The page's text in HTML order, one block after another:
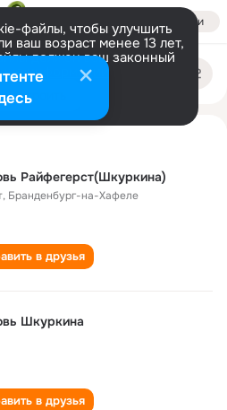
Войти
файлы, чтобы улучшить
ваш возраст менее 13 лет,
должен ваш законный
информации
Настроить
Райфегерст(Шкуркина)
, Бранденбург-на-Хафеле
в друзья
Шкуркина
в друзья